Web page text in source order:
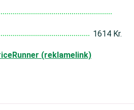
1614 Kr.
(reklamelink)